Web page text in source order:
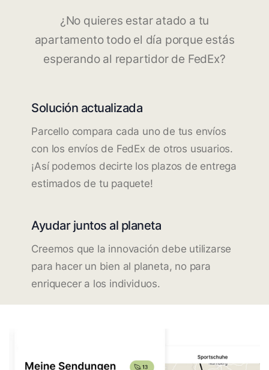
¿No quieres estar atado a tu
apartamento todo el día porque estás
esperando al repartidor de FedEx?
Solución actualizada
Parcello compara cada uno de tus envíos
con los envíos de FedEx de otros usuarios.
¡Así podemos decirte los plazos de entrega
estimados de tu paquete!
Ayudar juntos al planeta
Creemos que la innovación debe utilizarse
para hacer un bien al planeta, no para
enriquecer a los individuos.